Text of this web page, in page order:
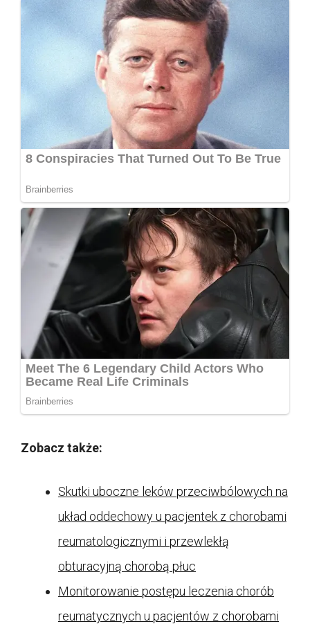
Zobacz także:
Skutki uboczne leków przeciwbólowych na
układ oddechowy u pacjentek z chorobami
reumatologicznymi i przewlekłą
obturacyjną chorobą płuc
Monitorowanie postępu leczenia chorób
reumatycznych u pacjentów z chorobami